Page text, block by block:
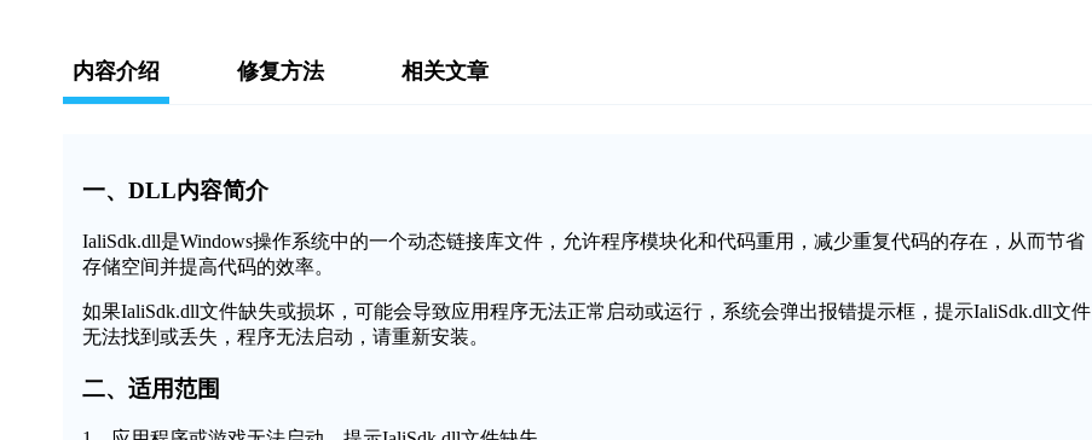
内容介绍 修复方法 相关文章
一、DLL内容简介
IaliSdk.dll是Windows操作系统中的一个动态链接库文件，允许程序模块化和代码重用，减少重复代码的存在，从而节省
存储空间并提高代码的效率。
如果IaliSdk.dll文件缺失或损坏，可能会导致应用程序无法正常启动或运行，系统会弹出报错提示框，提示IaliSdk.dll文件
无法找到或丢失，程序无法启动，请重新安装。
二、适用范围